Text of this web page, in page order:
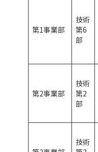
第1事業部
技術
第6
部
第2事業部
技術
第2
部
技術